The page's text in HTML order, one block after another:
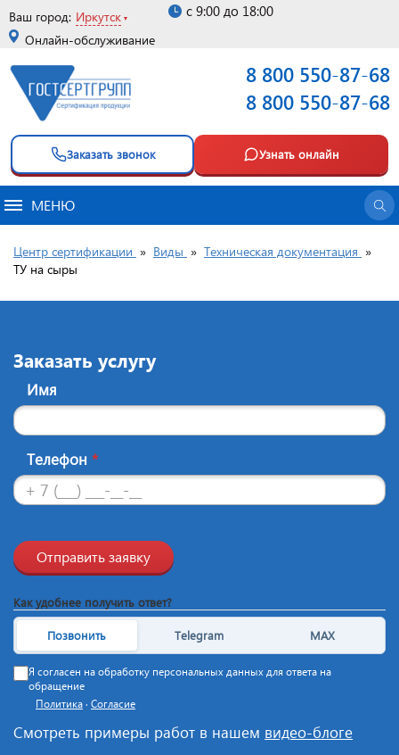
Ваш город: Иркутск
Онлайн-обслуживание
с 9:00 до 18:00
8 800 550-87-68
8 800 550-87-68
Заказать звонок Узнать онлайн
МЕНЮ
Центр сертификации » Виды » Техническая документация »
ТУ на сыры
Заказать услугу
Имя
Телефон *
Отправить заявку
Как удобнее получить ответ?
Позвонить Telegram MAX
Я согласен на обработку персональных данных для ответа на
обращение
Политика · Согласие
Смотреть примеры работ в нашем видео-блоге